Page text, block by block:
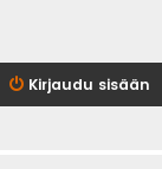
Kirjaudu sisään